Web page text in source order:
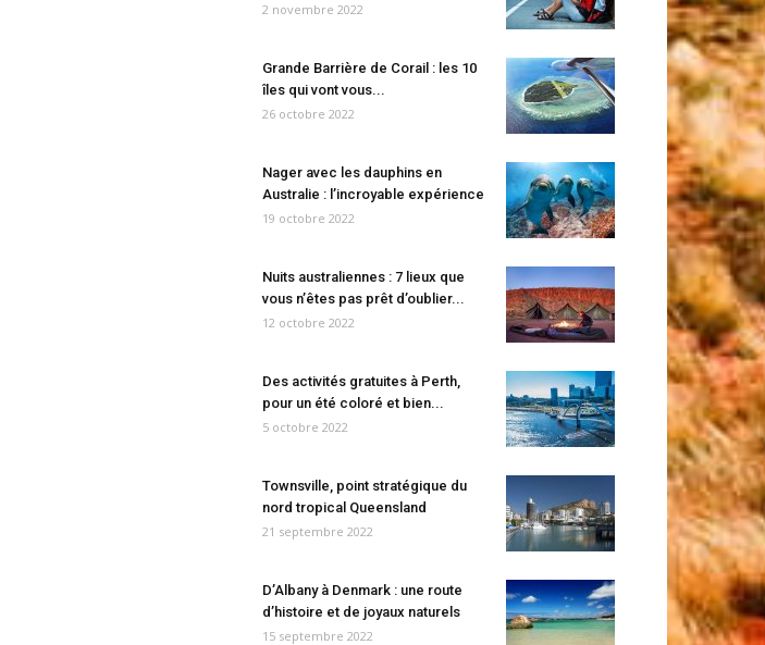
2 novembre 2022
Grande Barrière de Corail : les 10
îles qui vont vous...
26 octobre 2022
Nager avec les dauphins en
Australie : l’incroyable expérience
19 octobre 2022
Nuits australiennes : 7 lieux que
vous n’êtes pas prêt d’oublier...
12 octobre 2022
Des activités gratuites à Perth,
pour un été coloré et bien...
5 octobre 2022
Townsville, point stratégique du
nord tropical Queensland
21 septembre 2022
D’Albany à Denmark : une route
d’histoire et de joyaux naturels
15 septembre 2022